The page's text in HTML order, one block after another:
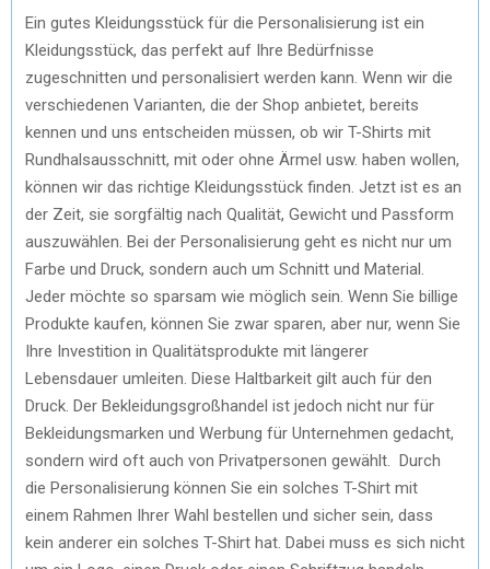
Ein gutes Kleidungsstück für die Personalisierung ist ein
Kleidungsstück, das perfekt auf Ihre Bedürfnisse
zugeschnitten und personalisiert werden kann. Wenn wir die
verschiedenen Varianten, die der Shop anbietet, bereits
kennen und uns entscheiden müssen, ob wir T-Shirts mit
Rundhalsausschnitt, mit oder ohne Ärmel usw. haben wollen,
können wir das richtige Kleidungsstück finden. Jetzt ist es an
der Zeit, sie sorgfältig nach Qualität, Gewicht und Passform
auszuwählen. Bei der Personalisierung geht es nicht nur um
Farbe und Druck, sondern auch um Schnitt und Material.
Jeder möchte so sparsam wie möglich sein. Wenn Sie billige
Produkte kaufen, können Sie zwar sparen, aber nur, wenn Sie
Ihre Investition in Qualitätsprodukte mit längerer
Lebensdauer umleiten. Diese Haltbarkeit gilt auch für den
Druck. Der Bekleidungsgroßhandel ist jedoch nicht nur für
Bekleidungsmarken und Werbung für Unternehmen gedacht,
sondern wird oft auch von Privatpersonen gewählt. Durch
die Personalisierung können Sie ein solches T-Shirt mit
einem Rahmen Ihrer Wahl bestellen und sicher sein, dass
kein anderer ein solches T-Shirt hat. Dabei muss es sich nicht